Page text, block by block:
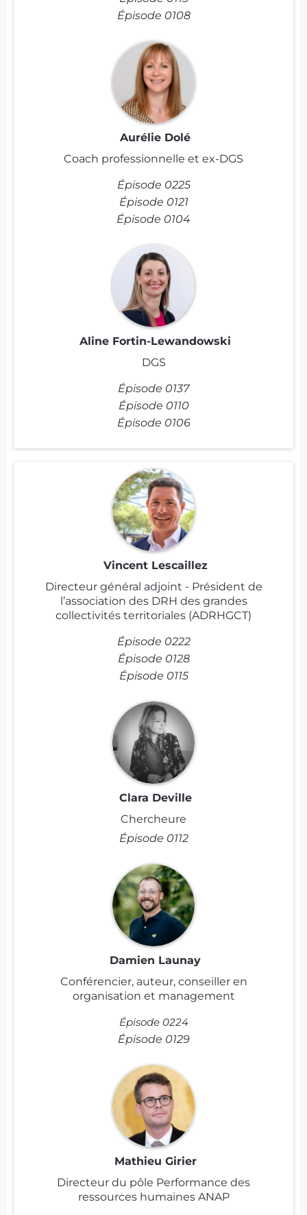
Épisode 0108
Aurélie Dolé
Coach professionnelle et ex-DGS
Épisode 0225
Épisode 0121
Épisode 0104
Aline Fortin-Lewandowski
DGS
Épisode 0137
Épisode 0110
Épisode 0106
Vincent Lescaillez
Directeur général adjoint - Président de
l’association des DRH des grandes
collectivités territoriales (ADRHGCT)
Épisode 0222
Épisode 0128
Épisode 0115
Clara Deville
Chercheure
Épisode 0112
Damien Launay
Conférencier, auteur, conseiller en
organisation et management
Épisode 0224
Épisode 0129
Mathieu Girier
Directeur du pôle Performance des
ressources humaines ANAP